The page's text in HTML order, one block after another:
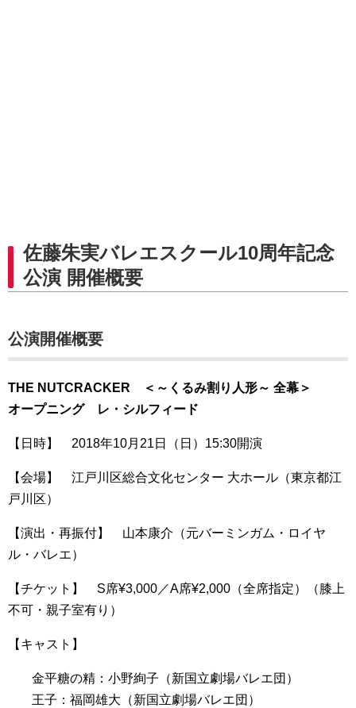
佐藤朱実バレエスクール10周年記念
公演 開催概要
公演開催概要
THE NUTCRACKER ＜～くるみ割り人形～ 全幕＞
オープニング レ・シルフィード
【日時】 2018年10月21日（日）15:30開演
【会場】 江戸川区総合文化センター 大ホール（東京都江
戸川区）
【演出・再振付】 山本康介（元バーミンガム・ロイヤ
ル・バレエ）
【チケット】 S席¥3,000／A席¥2,000（全席指定）（膝上
不可・親子室有り）
【キャスト】
金平糖の精：小野絢子（新国立劇場バレエ団）
王子：福岡雄大（新国立劇場バレエ団）